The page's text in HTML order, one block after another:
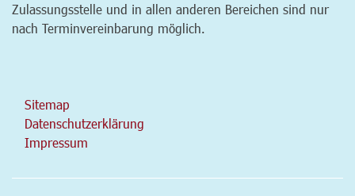
Zulassungsstelle und in allen anderen Bereichen sind nur
nach Terminvereinbarung möglich.
Sitemap
Datenschutzerklärung
Impressum